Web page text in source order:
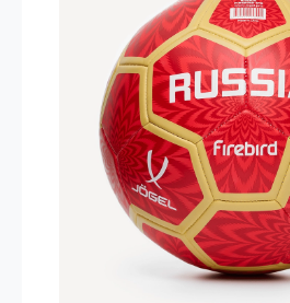
(33%)- сумма всех
80.000
Опт 2(36%) - сумма всех
200.000
(38%) -сумма всех
400.000